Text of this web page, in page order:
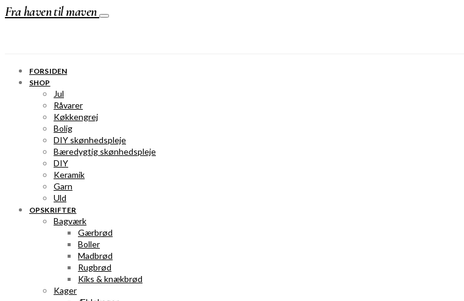
Fra haven til maven
FORSIDEN
SHOP
Jul
Råvarer
Køkkengrej
Bolig
DIY skønhedspleje
Bæredygtig skønhedspleje
DIY
Keramik
Garn
Uld
OPSKRIFTER
Bagværk
Gærbrød
Boller
Madbrød
Rugbrød
Kiks & knækbrød
Kager